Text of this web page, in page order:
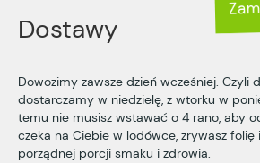
Dostawy
Dowozimy zawsze dzień wcześniej. Czyli
dostarczamy w niedzielę, z wtorku w
temu nie musisz wstawać o 4 rano, aby
czeka na Ciebie w lodówce, zrywasz folię
porządnej porcji smaku i zdrowia.